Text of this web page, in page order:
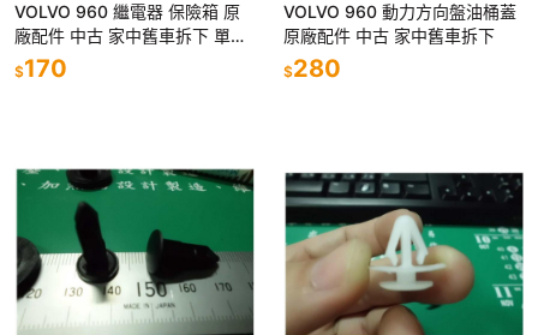
VOLVO 960 繼電器 保險箱 原
廠配件 中古 家中舊車拆下 單顆
價
$170
VOLVO 960 動力方向盤油桶蓋
原廠配件 中古 家中舊車拆下
$280